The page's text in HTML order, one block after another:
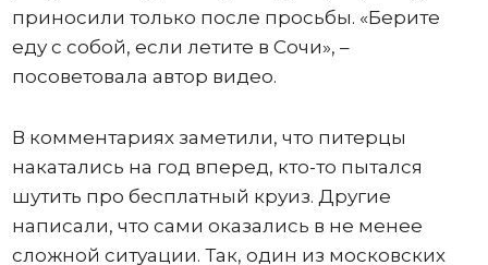
приносили только после просьбы. «Берите
еду с собой, если летите в Сочи», –
посоветовала автор видео.
В комментариях заметили, что питерцы
накатались на год вперед, кто-то пытался
шутить про бесплатный круиз. Другие
написали, что сами оказались в не менее
сложной ситуации. Так, один из московских